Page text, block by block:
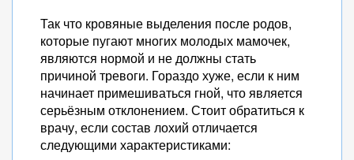
Так что кровяные выделения после родов,
которые пугают многих молодых мамочек,
являются нормой и не должны стать
причиной тревоги. Гораздо хуже, если к ним
начинает примешиваться гной, что является
серьёзным отклонением. Стоит обратиться к
врачу, если состав лохий отличается
следующими характеристиками: